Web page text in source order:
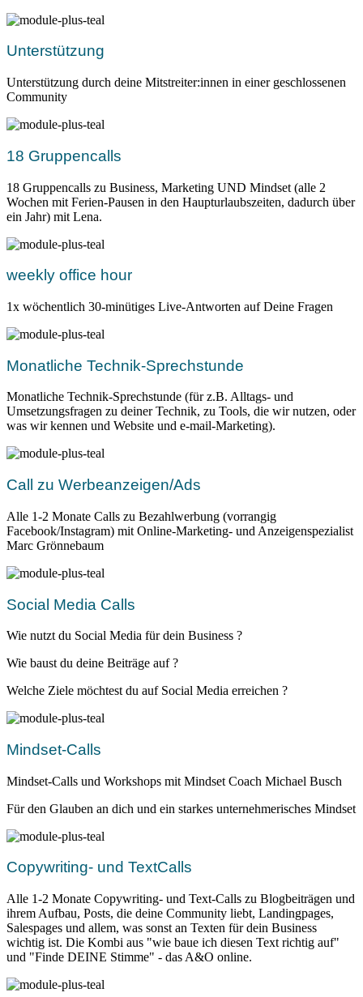
Unterstützung
Unterstützung durch deine Mitstreiter:innen in einer geschlossenen
Community
18 Gruppencalls
18 Gruppencalls zu Business, Marketing UND Mindset (alle 2
Wochen mit Ferien-Pausen in den Haupturlaubszeiten, dadurch über
ein Jahr) mit Lena.
weekly office hour
1x wöchentlich 30-minütiges Live-Antworten auf Deine Fragen
Monatliche Technik-Sprechstunde
Monatliche Technik-Sprechstunde (für z.B. Alltags- und
Umsetzungsfragen zu deiner Technik, zu Tools, die wir nutzen, oder
was wir kennen und Website und e-mail-Marketing).
Call zu Werbeanzeigen/Ads
Alle 1-2 Monate Calls zu Bezahlwerbung (vorrangig
Facebook/Instagram) mit Online-Marketing- und Anzeigenspezialist
Marc Grönnebaum
Social Media Calls
Wie nutzt du Social Media für dein Business ?
Wie baust du deine Beiträge auf ?
Welche Ziele möchtest du auf Social Media erreichen ?
Mindset-Calls
Mindset-Calls und Workshops mit Mindset Coach Michael Busch
Für den Glauben an dich und ein starkes unternehmerisches Mindset
Copywriting- und TextCalls
Alle 1-2 Monate Copywriting- und Text-Calls zu Blogbeiträgen und
ihrem Aufbau, Posts, die deine Community liebt, Landingpages,
Salespages und allem, was sonst an Texten für dein Business
wichtig ist. Die Kombi aus "wie baue ich diesen Text richtig auf"
und "Finde DEINE Stimme" - das A&O online.